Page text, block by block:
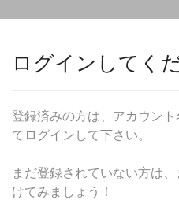
ログインしてく
登録済みの方は、アカウン
てログインして下さい。
まだ登録されていない方は
けてみましょう！